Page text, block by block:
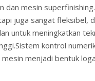
dan mesin
juga sangat fleksibel,
untuk meningkatkan
kontrol
menjadi bentuk